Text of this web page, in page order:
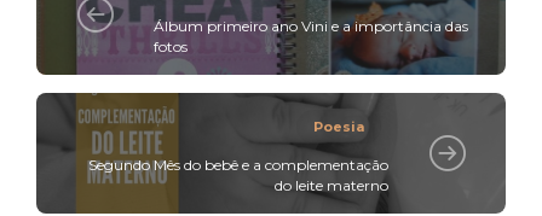
Álbum primeiro ano Vini e a importância das
fotos
Poesia
Segundo Mês do bebê e a complementação
do leite materno